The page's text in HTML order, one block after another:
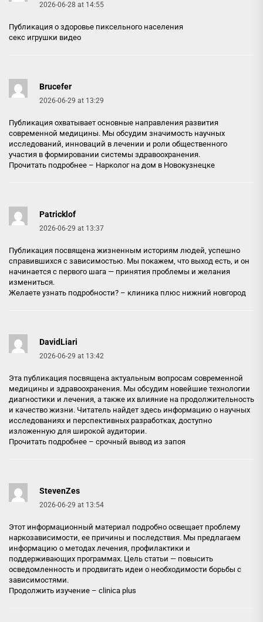
2026-06-28 at 14:55
Публикация о здоровье пиксельного населения
секс игрушки видео
Brucefer
2026-06-29 at 13:29
Публикация охватывает основные направления развития
современной медицины. Мы обсудим значимость научных
исследований, инноваций в лечении и роли общественного
участия в формировании системы здравоохранения.
Прочитать подробнее – Нарколог на дом в Новокузнецке
Patricklof
2026-06-29 at 13:37
Публикация посвящена жизненным историям людей, успешно
справившихся с зависимостью. Мы покажем, что выход есть, и он
начинается с первого шага — принятия проблемы и желания
измениться.
Желаете узнать подробности? – клиника плюс нижний новгород
DavidLiari
2026-06-29 at 13:42
Эта публикация посвящена актуальным вопросам современной
медицины и здравоохранения. Мы обсудим новейшие технологии
диагностики и лечения, а также их влияние на продолжительность
и качество жизни. Читатель найдет здесь информацию о научных
исследованиях и перспективных разработках, доступно
изложенную для широкой аудитории.
Прочитать подробнее – срочный вывод из запоя
StevenZes
2026-06-29 at 13:54
Этот информационный материал подробно освещает проблему
наркозависимости, ее причины и последствия. Мы предлагаем
информацию о методах лечения, профилактики и
поддерживающих программах. Цель статьи — повысить
осведомленность и продвигать идеи о необходимости борьбы с
зависимостями.
Продолжить изучение – clinica plus